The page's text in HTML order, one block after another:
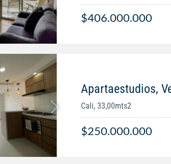
$406.000.000
Apartaestudios,
Cali, 33,00mts2
$250.000.000